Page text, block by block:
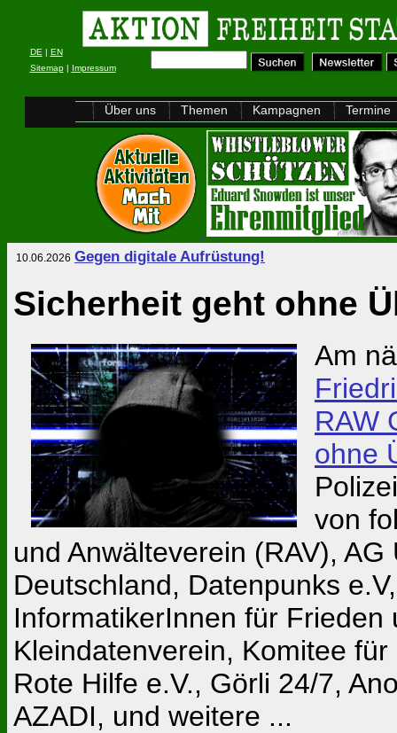
DE | EN
Sitemap| Impressum
Über uns Themen Kampagnen Termine
10.06.2026 Gegen digitale Aufrüstung!
Sicherheit geht ohne
Am
RAW
ohne
von
und Anwälteverein (RAV),
Deutschland, Datenpunks
InformatikerInnen für
Kleindatenverein, Komitee
Rote Hilfe e.V., Görli 24/7,
AZADI, und weitere ...